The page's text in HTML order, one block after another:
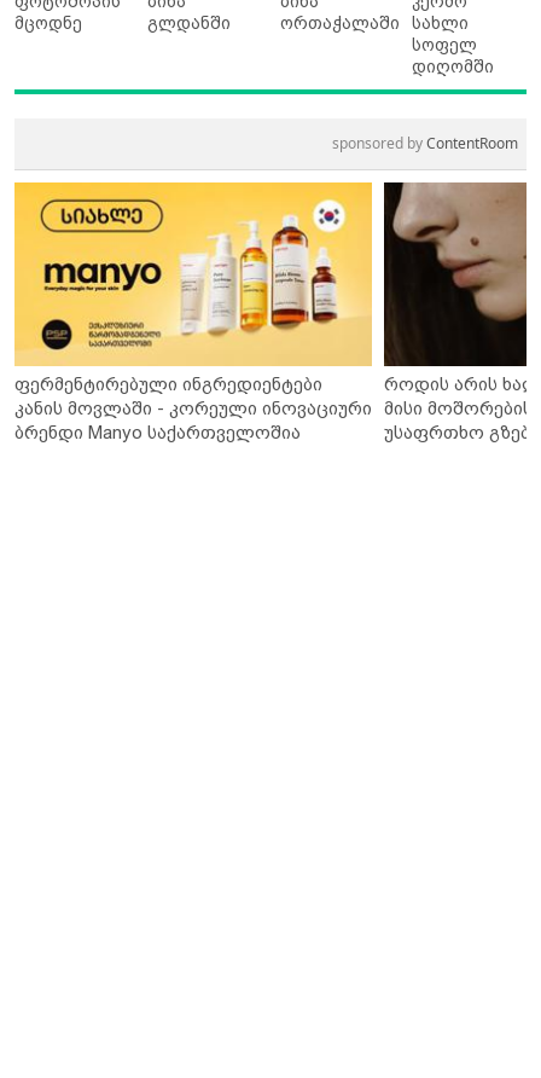
მცოდნე
გლდანში
ორთაჭალაში
სახლი
სოფელ
დიღომში
sponsored byContentRoom
ფერმენტირებული ინგრედიენტები
კანის მოვლაში - კორეული ინოვაციური
ბრენდი Manyo საქართველოშია
როდის არის
მისი მოშორების
უსაფრთხო გზები